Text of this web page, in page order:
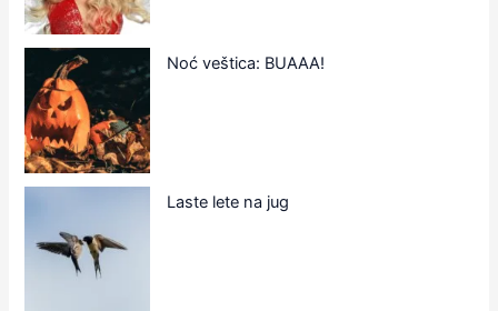
Noć veštica: BUAAA!
Laste lete na jug